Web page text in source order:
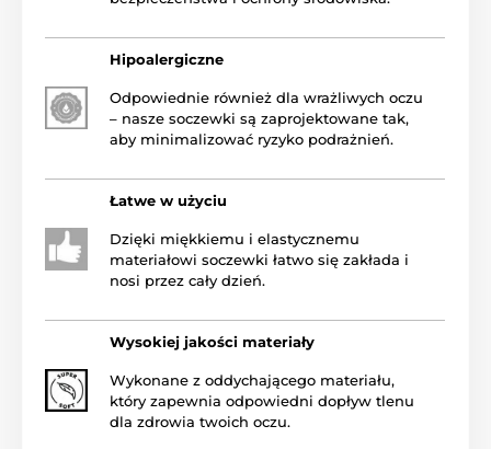
Hipoalergiczne
Odpowiednie również dla wrażliwych oczu
– nasze soczewki są zaprojektowane tak,
aby minimalizować ryzyko podrażnień.
Łatwe w użyciu
Dzięki miękkiemu i elastycznemu
materiałowi soczewki łatwo się zakłada i
nosi przez cały dzień.
Wysokiej jakości materiały
Wykonane z oddychającego materiału,
który zapewnia odpowiedni dopływ tlenu
dla zdrowia twoich oczu.